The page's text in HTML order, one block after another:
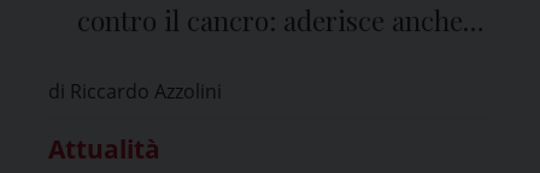
contro il cancro: aderisce anche
di Riccardo Azzolini
Attualità